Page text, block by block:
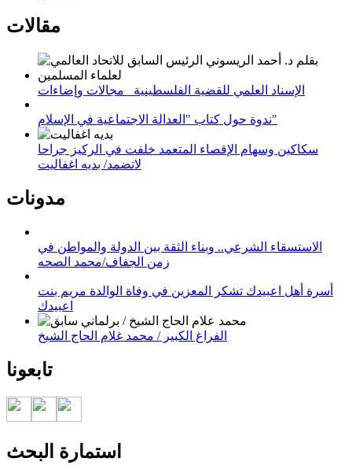
مقالات
الإسناد العلمي للقضية الفلسطينية_ مجالات وإضاءات
ندوة حول كتاب "العدالة الاجتماعية في الإسلام"
سكاكين وسهام الإقصاء المتعمد خلفت في الركيز جراحا
لاتضمد/ بديه اغفاليت
مدونات
الاستسقاء الشرعي.. وبناء الثقة بين الدولة والمواطن في
زمن الجفاف/محمد الصحه
أسرة أهل اعبيدك تشكر المعزين في وفاة الوالدة مريم بنت
اعبيدك
الفراغ الكبير / محمد غلام الحاج الشيخ
تابعونا
استمارة البحث